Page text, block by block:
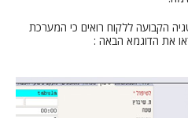
הקבועה ללקוח רואים כי המערכת
את הדוגמא הבאה :